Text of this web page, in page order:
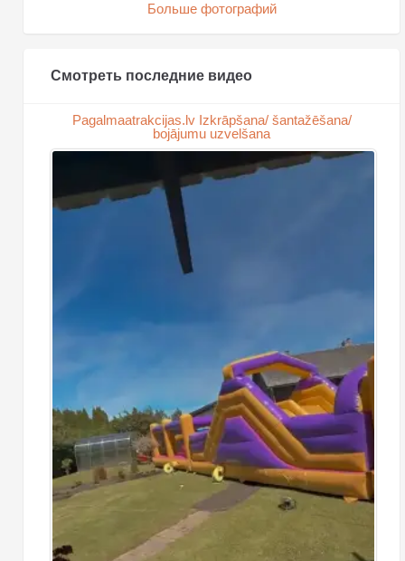
Больше фотографий
Смотреть последние видео
Pagalmaatrakcijas.lv Izkrāpšana/ šantažēšana/
bojājumu uzvelšana